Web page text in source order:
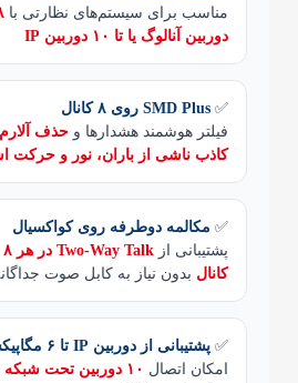
مناسب برای سیستم‌های نظارتی با
دوربین آنالوگ یا تا ۱۰ دوربین IP
✅ SMD Plus روی ۸ کانال
فیلتر هوشمند هشدارها و حذف
کاذب ناشی از باران، نور و حرکت
✅ مکالمه دوطرفه روی کواکسیال
پشتیبانی از
Two‑Way Talk در هر ۸
کانال بدون نیاز به کابل صوت
✅ پشتیبانی از دوربین IP تا ۶ مگاپیکسل
امکان اتصال ۱۰ دوربین تحت شبکه